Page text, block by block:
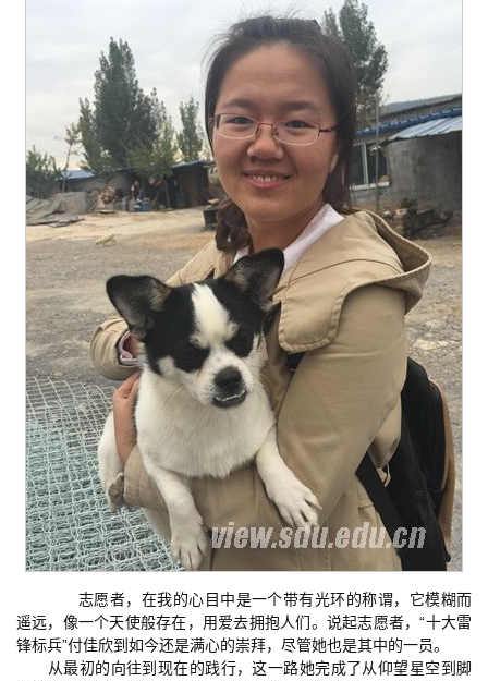
志愿者，在我的心目中是一个带有光环的称谓，它模糊而
遥远，像一个天使般存在，用爱去拥抱人们。说起志愿者，“十大雷
锋标兵”付佳欣到如今还是满心的崇拜，尽管她也是其中的一员。
从最初的向往到现在的践行，这一路她完成了从仰望星空到脚